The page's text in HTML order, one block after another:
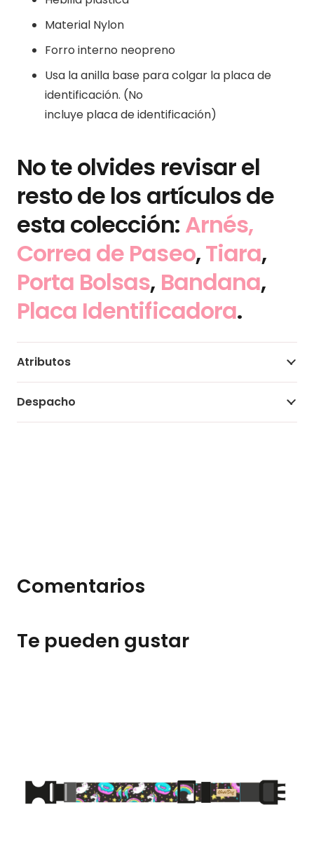
Material Nylon
Forro interno neopreno
Usa la anilla base para colgar la placa de
identificación. (No
incluye placa de identificación)
No te olvides revisar el
resto de los artículos de
esta colección: Arnés,
Correa de Paseo,Tiara,
Porta Bolsas, Bandana,
Placa Identificadora.
Atributos
Despacho
Comentarios
Te pueden gustar